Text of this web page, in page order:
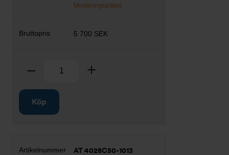
Monteringsartikel
5 700 SEK
Ta bort
Köp
AT 4028C50-1013